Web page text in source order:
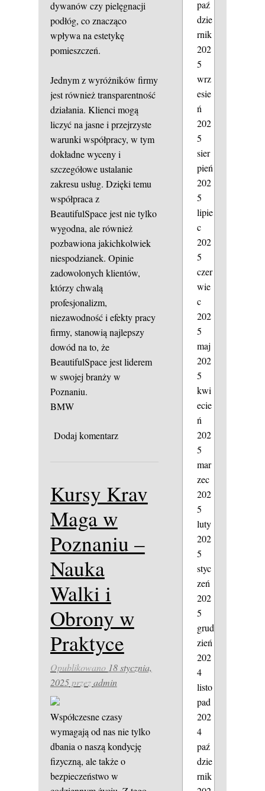
dywanów czy pielęgnacji
podłóg, co znacząco
wpływa na estetykę
pomieszczeń.
Jednym z wyróżników firmy
jest również transparentność
działania. Klienci mogą
liczyć na jasne i przejrzyste
warunki współpracy, w tym
dokładne wyceny i
szczegółowe ustalanie
zakresu usług. Dzięki temu
współpraca z
BeautifulSpace jest nie tylko
wygodna, ale również
pozbawiona jakichkolwiek
niespodzianek. Opinie
zadowolonych klientów,
którzy chwalą
profesjonalizm,
niezawodność i efekty pracy
firmy, stanowią najlepszy
dowód na to, że
BeautifulSpace jest liderem
w swojej branży w
Poznaniu.
BMW
Dodaj komentarz
Kursy Krav
Maga w
Poznaniu –
Nauka
Walki i
Obrony w
Praktyce
Opublikowano 18 stycznia,
2025przezadmin
Współczesne czasy
wymagają od nas nie tylko
dbania o naszą kondycję
fizyczną, ale także o
bezpieczeństwo w
paź
dzie
rnik
202
5
wrz
esie
ń
202
5
sier
pień
202
5
lipie
c
202
5
czer
wie
c
202
5
maj
202
5
kwi
ecie
ń
202
5
mar
zec
202
5
luty
202
5
styc
zeń
202
5
grud
zień
202
4
listo
pad
202
4
paź
dzie
rnik